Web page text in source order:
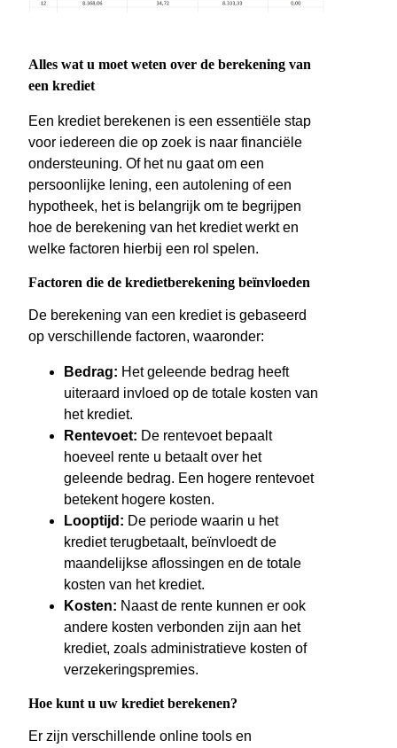
Alles wat u moet weten over de berekening van
een krediet
Een krediet berekenen is een essentiële stap
voor iedereen die op zoek is naar financiële
ondersteuning. Of het nu gaat om een
persoonlijke lening, een autolening of een
hypotheek, het is belangrijk om te begrijpen
hoe de berekening van het krediet werkt en
welke factoren hierbij een rol spelen.
Factoren die de kredietberekening beïnvloeden
De berekening van een krediet is gebaseerd
op verschillende factoren, waaronder:
Bedrag: Het geleende bedrag heeft
uiteraard invloed op de totale kosten van
het krediet.
Rentevoet: De rentevoet bepaalt
hoeveel rente u betaalt over het
geleende bedrag. Een hogere rentevoet
betekent hogere kosten.
Looptijd: De periode waarin u het
krediet terugbetaalt, beïnvloedt de
maandelijkse aflossingen en de totale
kosten van het krediet.
Kosten: Naast de rente kunnen er ook
andere kosten verbonden zijn aan het
krediet, zoals administratieve kosten of
verzekeringspremies.
Hoe kunt u uw krediet berekenen?
Er zijn verschillende online tools en